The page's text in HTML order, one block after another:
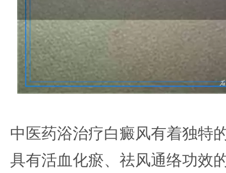
中医药浴治疗白癜风有着独特
具有活血化瘀、祛风通络功效